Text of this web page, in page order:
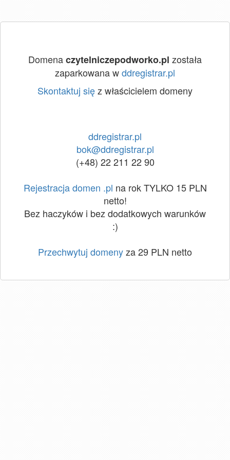
Domenaczytelniczepodworko.pl została
zaparkowana wddregistrar.pl
Skontaktuj sięz właścicielem domeny
ddregistrar.pl
bok@ddregistrar.pl
(+48) 22 211 22 90
Rejestracja domen .pl na rok TYLKO 15 PLN
netto!
Bez haczyków i bez dodatkowych warunków
:)
Przechwytuj domenyza 29 PLN netto